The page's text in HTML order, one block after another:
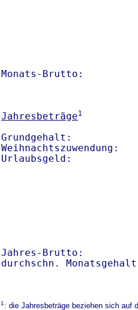
Monats-
Jahresbeträge1
Grundgehalt:
Jahres-
1: die Jahresbeträge beziehen sich auf